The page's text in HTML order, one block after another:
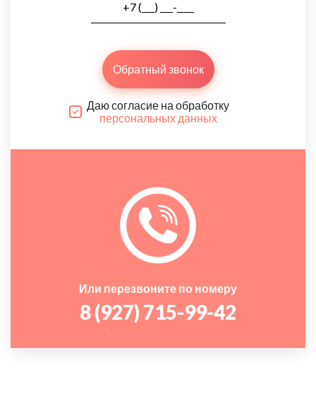
Обратный звонок
Даю согласие на обработку
персональных данных
Или перезвоните по номеру
8 (927) 715-99-42